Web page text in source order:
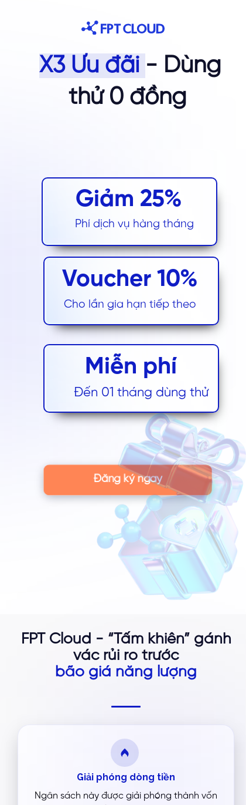
X3 Ưu đãi - Dùng
thử 0 đồng
Đăng ký ngay
Giảm 25%
Phí dịch vụ hàng tháng
Miễn phí
Đến 01 tháng dùng thử
Voucher 10%
Cho lần gia hạn tiếp theo
Giải phóng dòng tiền
Ngân sách này được giải phóng thành vốn
FPT Cloud - “Tấm khiên” gánh
vác rủi ro trước
bão giá năng lượng